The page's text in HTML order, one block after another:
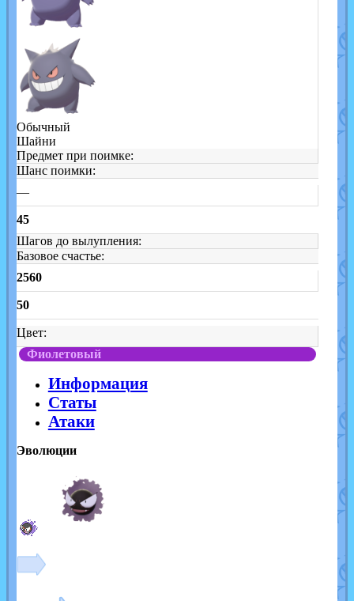
Обычный
Шайни
Предмет при поимке:
Шанс поимки:
—
45
Шагов до вылупления:
Базовое счастье:
2560
50
Цвет:
Фиолетовый
Информация
Статы
Атаки
Эволюции